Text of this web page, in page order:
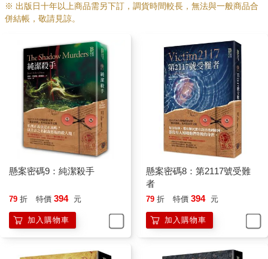
※ 出版日十年以上商品需另下訂，調貨時間較長，無法與一般商品合
併結帳，敬請見諒。
懸案密碼9：純潔殺手
79 折 特價 394 元
加入購物車
懸案密碼8：第2117號受難
者
79 折 特價 394 元
加入購物車